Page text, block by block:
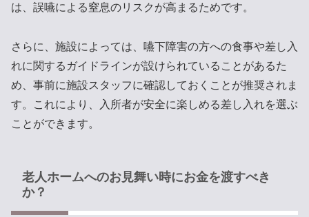
は、誤嚥による窒息のリスクが高まるためです。
さらに、施設によっては、嚥下障害の方への食事や差し入
れに関するガイドラインが設けられていることがあるた
め、事前に施設スタッフに確認しておくことが推奨されま
す。これにより、入所者が安全に楽しめる差し入れを選ぶ
ことができます。
老人ホームへのお見舞い時にお金を渡すべき
か？